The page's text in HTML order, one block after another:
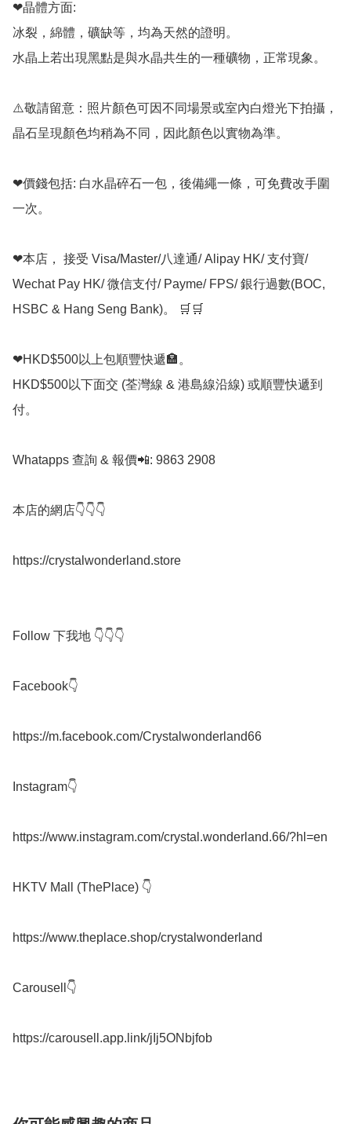
❤晶體方面:
冰裂，綿體，礦缺等，均為天然的證明。
水晶上若出現黑點是與水晶共生的一種礦物，正常現象。
⚠️敬請留意：照片顏色可因不同場景或室內白燈光下拍攝，
晶石呈現顏色均稍為不同，因此顏色以實物為準。
❤價錢包括: 白水晶碎石一包，後備繩一條，可免費改手圍
一次。
❤本店， 接受 Visa/Master/八達通/ Alipay HK/ 支付寶/
Wechat Pay HK/ 微信支付/ Payme/ FPS/ 銀行過數(BOC,
HSBC & Hang Seng Bank)。 🛒🛒
❤HKD$500以上包順豐快遞🏣。
HKD$500以下面交 (荃灣線 & 港島線沿線) 或順豐快遞到
付。
Whatapps 查詢 & 報價📲: 9863 2908
本店的網店👇👇👇
https://crystalwonderland.store
Follow 下我地 👇👇👇
Facebook👇
https://m.facebook.com/Crystalwonderland66
Instagram👇
https://www.instagram.com/crystal.wonderland.66/?hl=en
HKTV Mall (ThePlace) 👇
https://www.theplace.shop/crystalwonderland
Carousell👇